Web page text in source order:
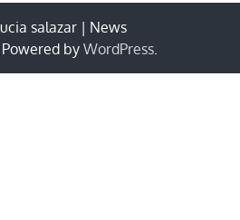
salazar | News
by WordPress